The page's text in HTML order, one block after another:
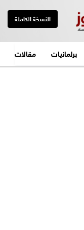
النسخة الكاملة
برلمانيات مقالات